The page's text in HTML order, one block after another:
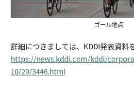
ゴール地点
詳細につきましては、KDDI発表資料
https://news.kddi.com/kddi/
10/29/3446.html